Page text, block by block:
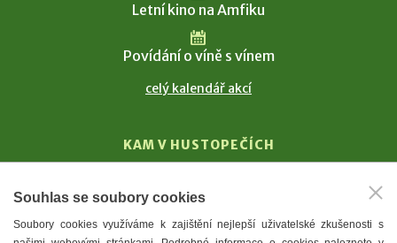
Letní kino na Amfiku
Povídání o víně s vínem
celý kalendář akcí
KAM V HUSTOPEČÍCH
T. G. Masaryk
Mandloně
Souhlas se soubory cookies
Soubory cookies využíváme k zajištění nejlepší uživatelské zkušenosti s